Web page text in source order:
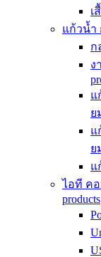
เ
แก้วน้ำ
ก
ง
แ
ย
แ
ย
แ
ไอที คอ
products